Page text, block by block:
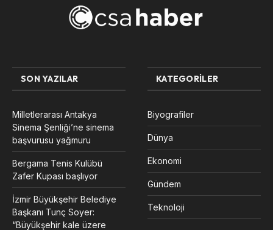
SON YAZILAR
Milletlerarası Antakya
Sinema Şenliği’ne sinema
başvurusu yağmuru
Bergama Tenis Kulübü
Zafer Kupası başlıyor
İzmir Büyükşehir Belediye
Başkanı Tunç Soyer:
“Büyükşehir kale üzere
KATEGORILER
Biyografiler
Dünya
Ekonomi
Gündem
Teknoloji